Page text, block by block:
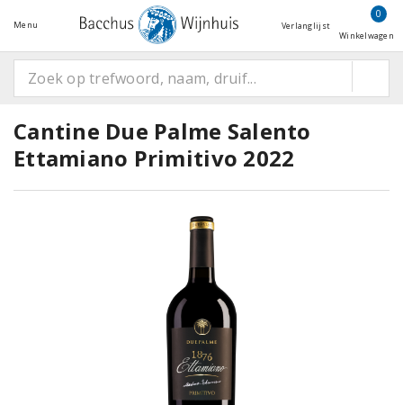
Menu Verlanglijst
0
Winkelwagen
Cantine Due Palme Salento
Ettamiano Primitivo 2022